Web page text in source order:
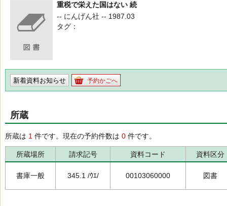
重税で栄えた国はない 続
-- にんげん社 -- 1987.03
タグ
新着資料お知らせ 予約かごへ
所蔵
所蔵は 1 件です。現在の予約件数は 0 件です。
所蔵場所 請求記号 資料コード 資料区分
書庫一般 345.1 /ｳｴ/ 00103060000 図書